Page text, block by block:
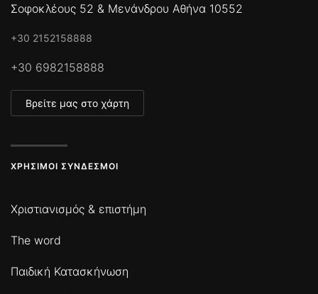
Σοφοκλέους 52 & Μενάνδρου Αθήνα 10552
+30 2152158888
+30 6982158888
Βρείτε μας στο χάρτη
ΧΡΉΣΙΜΟΙ ΣΎΝΔΕΣΜΟΙ
Χριστιανισμός & επιστήμη
The word
Παιδική Κατασκήνωση